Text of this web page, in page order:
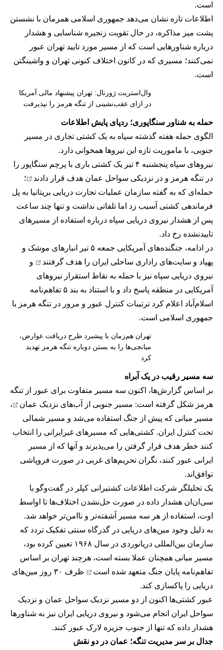
است.
اطلاعات تازه نشان می‌دهد جمهوری اسلامی همزمان با نشستن
پشت میز مذاکره، در حال تقویت زنجیره شناسایی و هشدار
درباره شناورهایی است که از مسیر مورد تایید تهران عبور
نمی‌کنند؛ مسیری که در کانون اختلاف کنونی تهران و واشینگتن
است.
وال‌استریت ژورنال: تهران پیشنهاد مالی آمریکا
در ازای عقب‌نشینی از تنگه هرمز را نپذیرفت
حمله به شناور سنگاپوری؛ ردپای پایش اطلاعات
الگوی حمله هفته گذشته سپاه به یک کشتی تجاری در مسیر
جنوبی، با ماموریت تازه این نیروها همخوانی دارد.
نیروهای سپاه پنجشنبه ۴ تیر یک کشتی باری با پرچم سنگاپور را
در تنگه هرمز و در نزدیکی سواحل عمان هدف قرار دادند
؛
حمله‌ای که به گفته سازمان عملیات تجارت دریایی بریتانیا به پل
فرماندهی کشتی آسیب زد اما تلفاتی نداشت و تنها چند ساعت
پس از هشدار نیروی دریایی سپاه درباره استفاده از مسیرهای
تاییدنشده رخ داد.
در ادامه، جنگنده‌های آمریکایی جمعه ۵ تیر انبارهای موشک و
پهپاد و سایت‌های راداری ساحلی ایران را هدف گرفتند
و
نیروی دریایی سپاه نیز با حمله به نقاط استقرار نیروهای
آمریکایی در منطقه پاسخ داد و با استناد به بند ۵ تفاهم‌نامه
اسلام‌آباد اعلام کرد ترتیبات کنترل عبور و مرور در تنگه هرمز با
جمهوری اسلامی است.
تهران هم‌زمان با پیشبرد طرح دریافت عوارض،
میانجی‌ها را به بستن دوباره تنگه هرمز تهدید
کرد
سه مسیر رقیب در یک آبراه
بر اساس گزارش‌ها، اکنون سه مسیر متفاوت برای عبور از تنگه
هرمز شکل گرفته است: مسیر جنوبی از
آب‌های نزدیک عمان
،
مسیر میانی که پیش از جنگ استفاده می‌شد و مسیر شمالی
تحت کنترل ایران. کشتی‌هایی که مسیرهای غیرایرانی را انتخاب
کنند خطر هدف قرار گرفتن را می‌پذیرند و آنها که از مسیر
ایرانی عبور کنند، نگران تحریم‌های غربی در صورت فروپاشی
توافق‌اند.
یک تحلیلگر شرکت اطلاعات کشتیرانی کپلر در گفت‌و‌گو با
سی‌ان‌ان هشدار داده در صورت حل‌نشدن اختلاف‌ها تا اواسط
اوت، استفاده از هر سه مسیر آشفته‌تر و ناامن‌تر خواهد شد.
به دلیل وجود مین‌های دریایی در گذرگاه سنتی تفکیک تردد که
سازمان بین‌المللی دریانوردی در سال ۱۹۶۸ تعیین کرده بود،
مسیر میانی همچنان عملا بسته است، هرچند تهران بر اساس
تفاهم‌نامه پایان جنگ متعهد شده است
ظرف ۳۰ روز مین‌های
دریایی را پاکسازی کند.
عبور کشتی‌ها اکنون از دو مسیر نزدیک سواحل عمان و نزدیک
سواحل ایران انجام می‌شود و نیروی دریایی ایران نیز به شناورها
هشدار داده که تنها از جنوب جزیره لارک عبور کنند.
جدال بر سر مدیریت تنگه؛ عمان در دو نقش